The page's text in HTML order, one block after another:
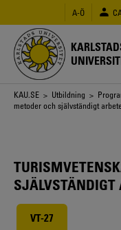
huvudinnehåll
A-Ö
Länkstig
KAU.SE > Utbildning >
metoder och självständigt arbete
SJÄLVSTÄNDIGT
VT-27